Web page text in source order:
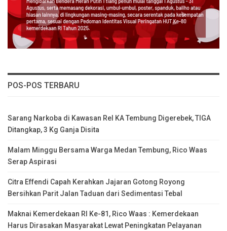
POS-POS TERBARU
Sarang Narkoba di Kawasan Rel KA Tembung Digerebek, TIGA
Ditangkap, 3 Kg Ganja Disita
Malam Minggu Bersama Warga Medan Tembung, Rico Waas
Serap Aspirasi
Citra Effendi Capah Kerahkan Jajaran Gotong Royong
Bersihkan Parit Jalan Taduan dari Sedimentasi Tebal
Maknai Kemerdekaan RI Ke-81, Rico Waas : Kemerdekaan
Harus Dirasakan Masyarakat Lewat Peningkatan Pelayanan